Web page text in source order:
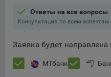
При этом, некоторые
интернет-сайты в режиме
автоматически удалять
того, субъект персональных
сохраненные файлов cookie
Ответы на все вопросы
Консультация по всем
Заявка будет направлена
МТбанк